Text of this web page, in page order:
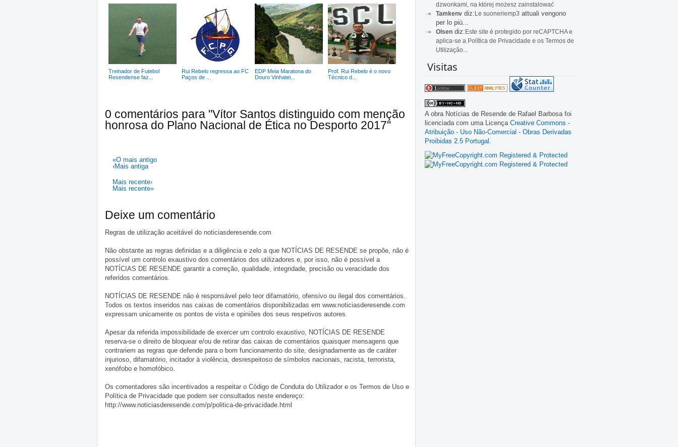
Treinador de Futebol
Resendense faz...
Rui Rebelo regressa ao FC
Paços de ...
EDP Meia Maratona do
Douro Vinhatei...
Prof. Rui Rebelo é o novo
Técnico d...
0 comentários para "Vítor Santos distinguido com menção
honrosa do Plano Nacional de Ética no Desporto 2017"
«O mais antigo
‹Mais antiga
Mais recente›
Mais recente»
Deixe um comentário
Regras de utilização aceitável do noticiasderesende.com
Não obstante as regras definidas e a diligência e zelo a que NOTÍCIAS DE RESENDE se propõe, não é
possível um controlo exaustivo dos comentários dos utilizadores e, por isso, não é possível a
NOTÍCIAS DE RESENDE garantir a correção, qualidade, integridade, precisão ou veracidade dos
referidos comentários.
NOTÍCIAS DE RESENDE não é responsável pelo teor difamatório, ofensivo ou ilegal dos comentários.
Todos os textos inseridos nas caixas de comentários disponibilizadas em www.noticiasderesende.com
expressam unicamente os pontos de vista e opiniões dos seus respetivos autores.
Apesar da referida impossibilidade de exercer um controlo exaustivo, NOTÍCIAS DE RESENDE
reserva-se o direito de bloquear e/ou de retirar das caixas de comentários quaisquer mensagens que
contrariem as regras que defende para o bom funcionamento do site, designadamente as de caráter
injurioso, difamatório, incitador à violência, desrespeitoso de símbolos nacionais, racista, terrorista,
xenófobo e homofóbico.
Os comentadores são incentivados a respeitar o Código de Conduta do Utilizador e os Termos de Uso e
Política de Privacidade que podem ser consultados neste endereço:
http://www.noticiasderesende.com/p/politica-de-privacidade.html
dzwonkami, na której możesz zainstalować
Tamkenv diz:Le suoneriemp3 attuali vengono
per lo più...
Olsen diz:Este site é protegido por reCAPTCHA e
aplica-se a Política de Privacidade e os Termos de
Utilização...
Visitas
A obra Notícias de Resende de Rafael Barbosa foi
licenciada com uma Licença Creative Commons -
Atribuição - Uso Não-Comercial - Obras Derivadas
Proibidas 2.5 Portugal